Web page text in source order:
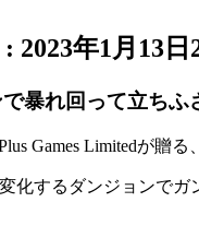
: 2023年1月13日
暴れ回って立ち
Games Limitedが贈る、
化するダンジョンでガ